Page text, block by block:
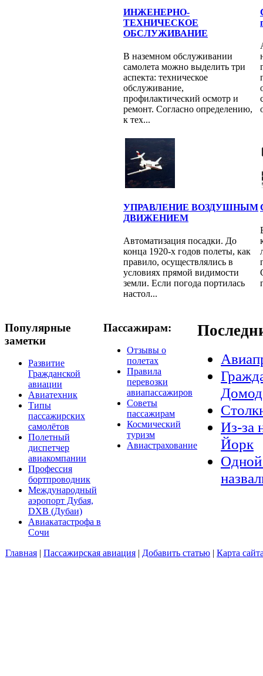
ИНЖЕНЕРНО-
ТЕХНИЧЕСКОЕ
ОБСЛУЖИВАНИЕ
В наземном обслуживании
самолета можно выделить три
аспекта: техническое
обслуживание,
профилактический осмотр и
ремонт. Согласно определению,
к тех...
УПРАВЛЕНИЕ ВОЗДУШНЫМ
ДВИЖЕНИЕМ
Автоматизация посадки. До
конца 1920-х годов полеты, как
правило, осуществлялись в
условиях прямой видимости
земли. Если погода портилась
настол...
Популярные
заметки
Развитие
Гражданской
авиации
Авиатехник
Типы
пассажирских
самолётов
Полетный
диспетчер
авиакомпании
Профессия
бортпроводник
Международный
аэропорт Дубая,
DXB (Дубаи)
Авиакатастрофа в
Сочи
Пассажирам:
Отзывы о
полетах
Правила
перевозки
авиапассажиров
Советы
пассажирам
Космический
туризм
Авиастрахование
Из-за
Йорк
Одной
Главная | Пассажирская авиация | Добавить статью | Карта